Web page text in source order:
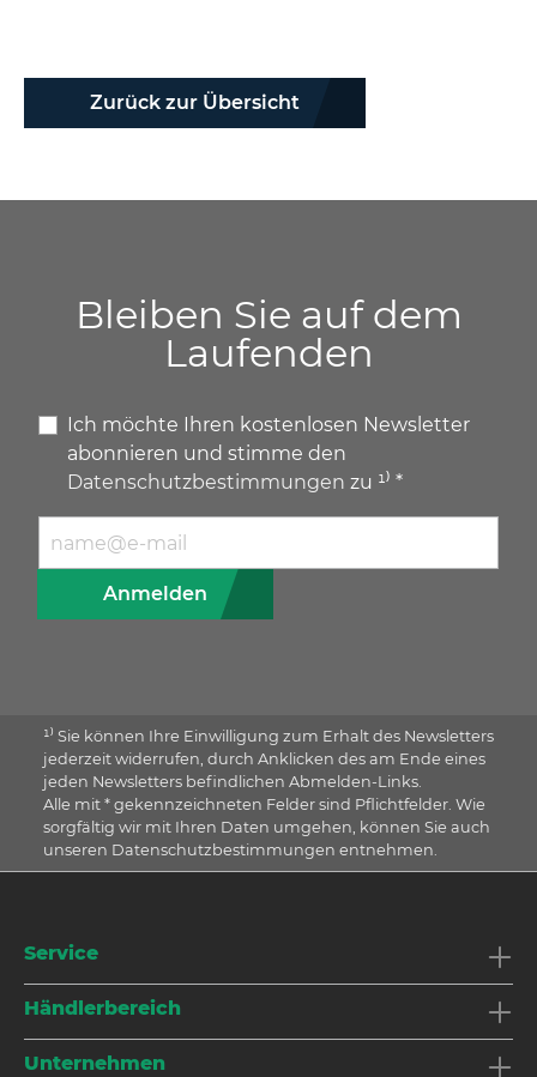
Zurück zur Übersicht
Bleiben Sie auf dem
Laufenden
Ich möchte Ihren kostenlosen Newsletter
abonnieren und stimme den
Datenschutzbestimmungen zu ¹⁾ *
Anmelden
¹⁾ Sie können Ihre Einwilligung zum Erhalt des Newsletters
jederzeit widerrufen, durch Anklicken des am Ende eines
jeden Newsletters befindlichen Abmelden-Links.
Alle mit * gekennzeichneten Felder sind Pflichtfelder. Wie
sorgfältig wir mit Ihren Daten umgehen, können Sie auch
unseren Datenschutzbestimmungen entnehmen.
Service
Händlerbereich
Unternehmen